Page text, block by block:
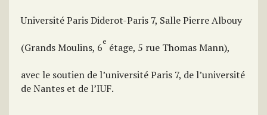
Université Paris Diderot-Paris 7, Salle Pierre Albouy
(Grands Moulins, 6e étage, 5 rue Thomas Mann),
avec le soutien de l’université Paris 7, de l’université
de Nantes et de l’IUF.